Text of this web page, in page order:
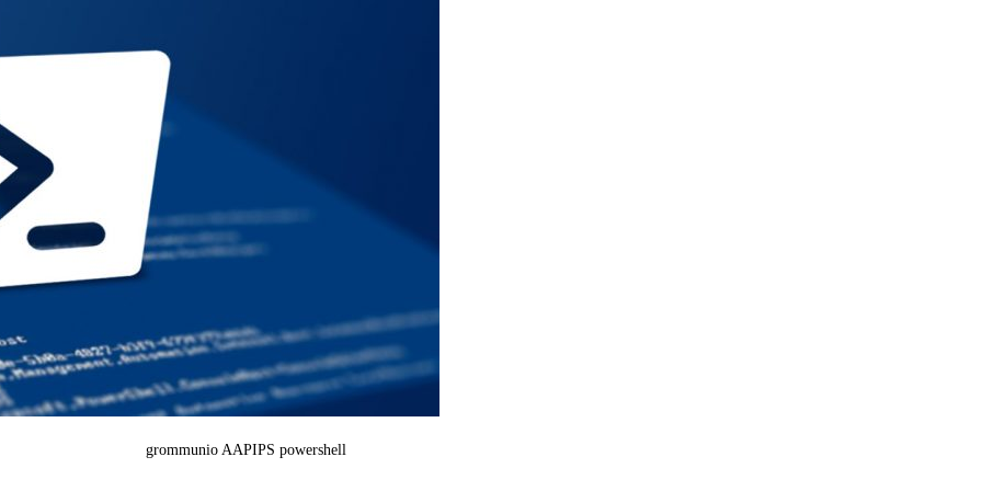
grommunio AAPIPS powershell